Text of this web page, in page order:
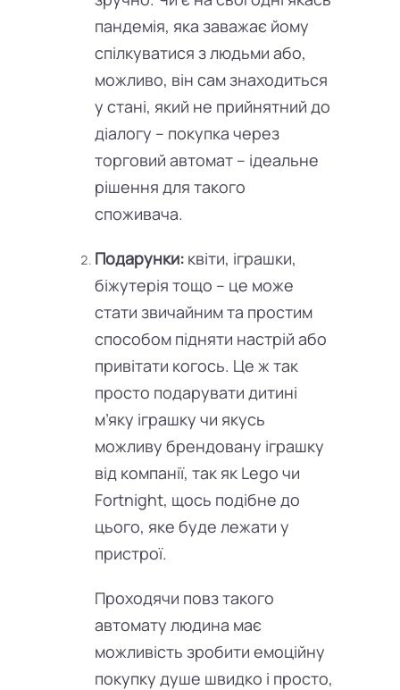
пандемія, яка заважає йому
спілкуватися з людьми або,
можливо, він сам знаходиться
у стані, який не прийнятний до
діалогу – покупка через
торговий автомат – ідеальне
рішення для такого
споживача.
Подарунки:квіти, іграшки,
біжутерія тощо – це може
стати звичайним та простим
способом підняти настрій або
привітати когось. Це ж так
просто подарувати дитині
м’яку іграшку чи якусь
можливу брендовану іграшку
від компанії, так як Lego чи
Fortnight, щось подібне до
цього, яке буде лежати у
пристрої.
Проходячи повз такого
автомату людина має
можливість зробити емоційну
покупку душе швидко і просто,